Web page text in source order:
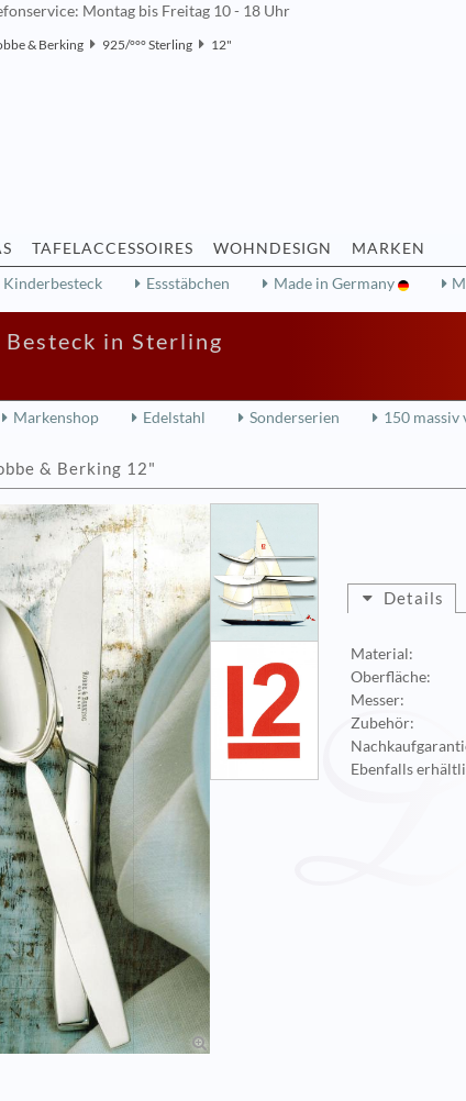
Montag bis Freitag 10 - 18 Uhr
& Berking 925/°°° Sterling 12"
TAFELACCESSOIRES WOHNDESIGN
MARKEN
Kinderbesteck Essstäbchen Made in Germany
in Sterling
Markenshop Edelstahl Sonderserien 150
& Berking 12"
Details
Material:
Oberfläche:
Messer:
Zubehör:
Ebenfalls